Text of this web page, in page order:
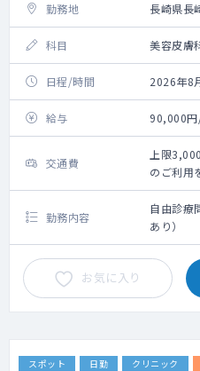
勤務地 長崎県長
科目 美容皮膚
日程/時間 2026年8
給与 90,000円
交通費
上限
のご利用
クシー利
勤務内容
自由診療
あり）
お気に入り
スポット 日勤 クリニック